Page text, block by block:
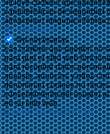
incluye cookies que
características de seguridad
almacenan ninguna
No-necesarias
No-necesarias
Las cookies que pueden no
para que el sitio web
para recopilar datos
análisis, anuncios y otros
denominan cookies no
consentimiento del usuario
en su sitio web.
GUARDAR Y ACEPTAR